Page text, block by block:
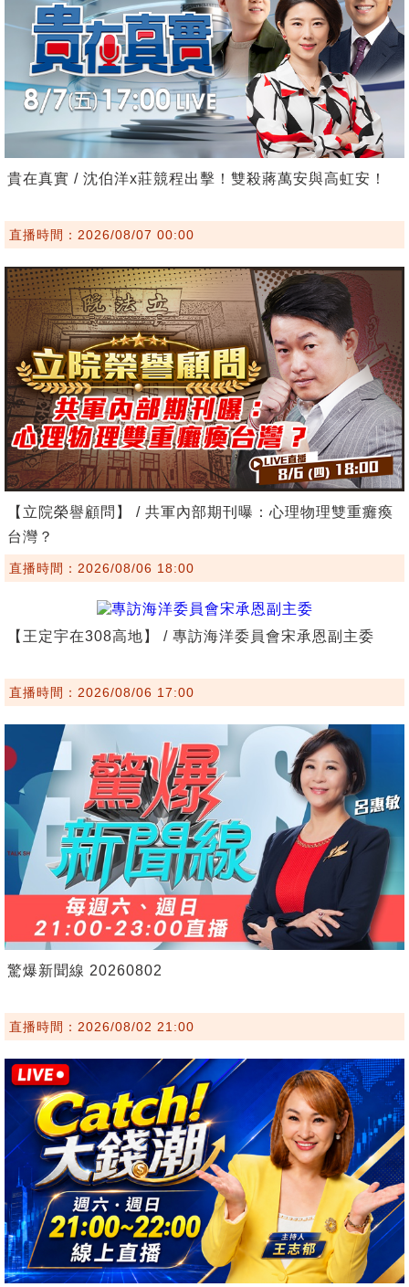
貴在真實 / 沈伯洋x莊競程出擊！雙殺蔣萬安與高虹安！
直播時間：2026/08/07 00:00
【立院榮譽顧問】 / 共軍內部期刊曝：心理物理雙重癱瘓
台灣？
直播時間：2026/08/06 18:00
【王定宇在308高地】 / 專訪海洋委員會宋承恩副主委
直播時間：2026/08/06 17:00
驚爆新聞線 20260802
直播時間：2026/08/02 21:00